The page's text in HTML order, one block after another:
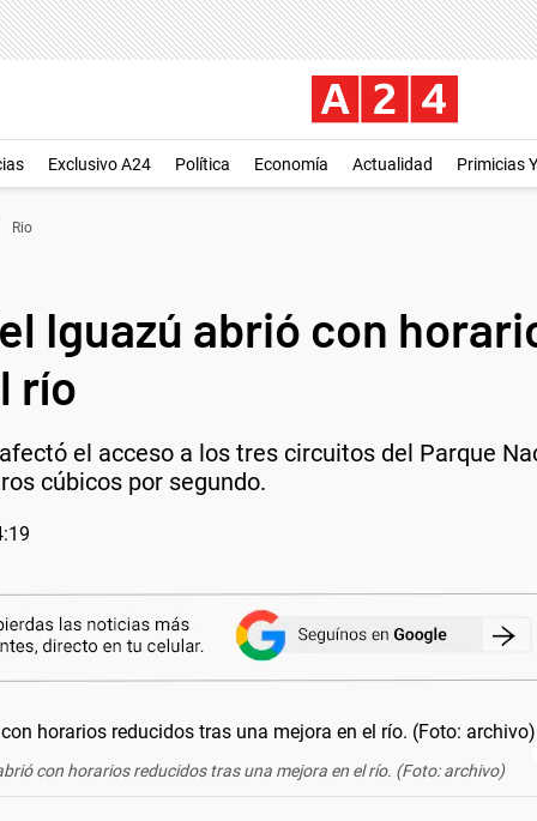
Exclusivo A24 Política Economía Actualidad Primicias
Rio
Iguazú abrió con
río
el acceso a los tres circuitos del Parque
cúbicos por segundo.
con horarios reducidos tras una mejora en el río. (Foto: archivo)